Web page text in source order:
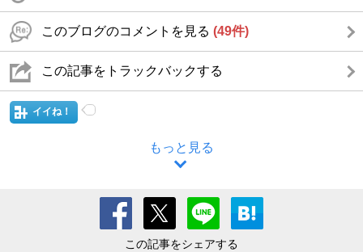
このブログのコメントを見る (49件)
この記事をトラックバックする
イイね！
もっと見る
この記事をシェアする